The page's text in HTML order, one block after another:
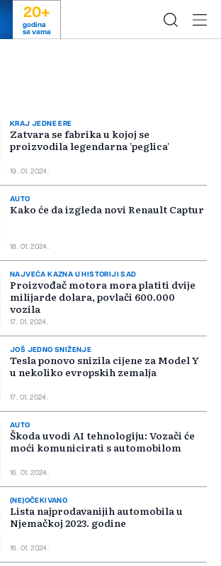
20+
godina
sa vama
KRAJ JEDNE ERE
Zatvara se fabrika u kojoj se
proizvodila legendarna 'peglica'
19. 01. 2024.
AUTO
Kako će da izgleda novi Renault Captur
18. 01. 2024.
NAJVEĆA KAZNA U HISTORIJI SAD
Proizvođač motora mora platiti dvije
milijarde dolara, povlači 600.000
vozila
17. 01. 2024.
JOŠ JEDNO SNIŽENJE
Tesla ponovo snizila cijene za Model Y
u nekoliko evropskih zemalja
17. 01. 2024.
AUTO
Škoda uvodi AI tehnologiju: Vozači će
moći komunicirati s automobilom
16. 01. 2024.
(NE)OČEKIVANO
Lista najprodavanijih automobila u
Njemačkoj 2023. godine
16. 01. 2024.